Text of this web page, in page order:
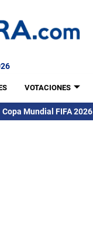
VOTACIONES
Copa Mundial FIFA 2026